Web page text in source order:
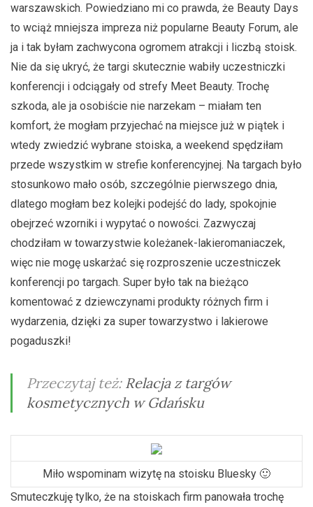
warszawskich. Powiedziano mi co prawda, że Beauty Days
to wciąż mniejsza impreza niż popularne Beauty Forum, ale
ja i tak byłam zachwycona ogromem atrakcji i liczbą stoisk.
Nie da się ukryć, że targi skutecznie wabiły uczestniczki
konferencji i odciągały od strefy Meet Beauty. Trochę
szkoda, ale ja osobiście nie narzekam – miałam ten
komfort, że mogłam przyjechać na miejsce już w piątek i
wtedy zwiedzić wybrane stoiska, a weekend spędziłam
przede wszystkim w strefie konferencyjnej. Na targach było
stosunkowo mało osób, szczególnie pierwszego dnia,
dlatego mogłam bez kolejki podejść do lady, spokojnie
obejrzeć wzorniki i wypytać o nowości. Zazwyczaj
chodziłam w towarzystwie koleżanek-lakieromaniaczek,
więc nie mogę uskarżać się rozproszenie uczestniczek
konferencji po targach. Super było tak na bieżąco
komentować z dziewczynami produkty różnych firm i
wydarzenia, dzięki za super towarzystwo i lakierowe
pogaduszki!
Przeczytaj też: Relacja z targów
kosmetycznych w Gdańsku
Miło wspominam wizytę na stoisku Bluesky 🙂
Smuteczkuję tylko, że na stoiskach firm panowała trochę